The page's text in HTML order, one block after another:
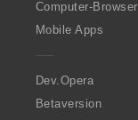
O
p
a
Computer-Browser
Mobile Apps
Dev.Opera
Betaversion